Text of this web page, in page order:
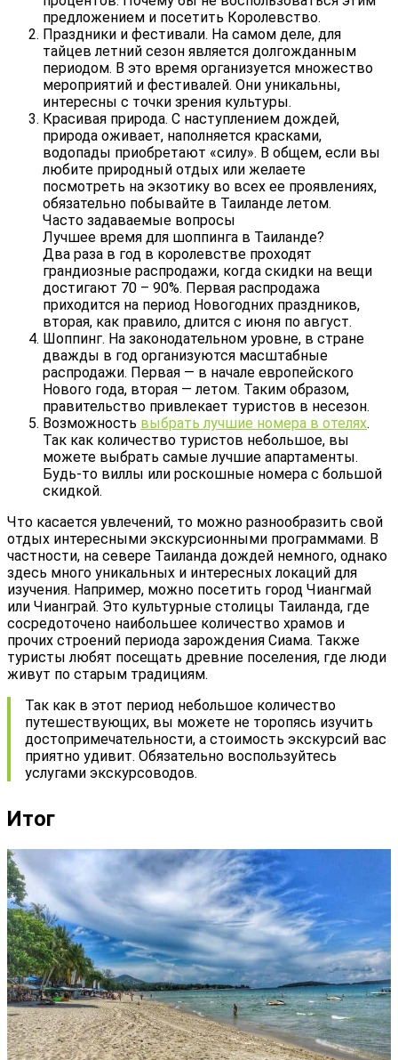
предложением и посетить Королевство.
Праздники и фестивали. На самом деле, для
тайцев летний сезон является долгожданным
периодом. В это время организуется множество
мероприятий и фестивалей. Они уникальны,
интересны с точки зрения культуры.
Красивая природа. С наступлением дождей,
природа оживает, наполняется красками,
водопады приобретают «силу». В общем, если вы
любите природный отдых или желаете
посмотреть на экзотику во всех ее проявлениях,
обязательно побывайте в Таиланде летом.
Часто задаваемые вопросы
Лучшее время для шоппинга в Таиланде?
Два раза в год в королевстве проходят
грандиозные распродажи, когда скидки на вещи
достигают 70 – 90%. Первая распродажа
приходится на период Новогодних праздников,
вторая, как правило, длится с июня по август.
Шоппинг. На законодательном уровне, в стране
дважды в год организуются масштабные
распродажи. Первая — в начале европейского
Нового года, вторая — летом. Таким образом,
правительство привлекает туристов в несезон.
Возможность выбрать лучшие номера в отелях.
Так как количество туристов небольшое, вы
можете выбрать самые лучшие апартаменты.
Будь-то виллы или роскошные номера с большой
скидкой.
Что касается увлечений, то можно разнообразить свой
отдых интересными экскурсионными программами. В
частности, на севере Таиланда дождей немного, однако
здесь много уникальных и интересных локаций для
изучения. Например, можно посетить город Чиангмай
или Чианграй. Это культурные столицы Таиланда, где
сосредоточено наибольшее количество храмов и
прочих строений периода зарождения Сиама. Также
туристы любят посещать древние поселения, где люди
живут по старым традициям.
Так как в этот период небольшое количество
путешествующих, вы можете не торопясь изучить
достопримечательности, а стоимость экскурсий вас
приятно удивит. Обязательно воспользуйтесь
услугами экскурсоводов.
Итог